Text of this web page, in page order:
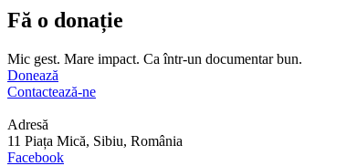
Fă o donație
Mic gest. Mare impact. Ca într-un documentar bun.
Donează
Contactează-ne
Adresă
11 Piața Mică, Sibiu, România
Facebook